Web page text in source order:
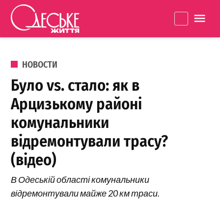
Перейти к содержанию
життя
ОПУБЛИКОВАНО В
НОВОСТИ
Було vs. стало: як в
Арцизькому районі
комунальники
відремонтували трасу?
(відео)
В Одеській області комунальники
відремонтували майже 20 км траси.